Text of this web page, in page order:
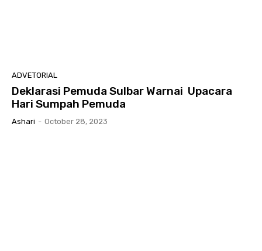
ADVETORIAL
Deklarasi Pemuda Sulbar Warnai Upacara
Hari Sumpah Pemuda
Ashari - October 28, 2023